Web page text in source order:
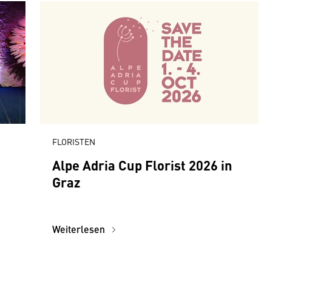
FLORISTEN
Alpe Adria Cup Florist 2026 in
Graz
Weiterlesen